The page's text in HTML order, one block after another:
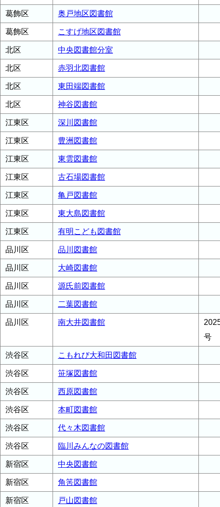
葛飾区 奥戸地区図書館
葛飾区 こすげ地区図書館
北区 中央図書館分室
北区 赤羽北図書館
北区 東田端図書館
北区 神谷図書館
江東区 深川図書館
江東区 豊洲図書館
江東区 東雲図書館
江東区 古石場図書館
江東区 亀戸図書館
江東区 東大島図書館
江東区 有明こども図書館
品川区 品川図書館
品川区 大崎図書館
品川区 源氏前図書館
品川区 二葉図書館
品川区 南大井図書館
号
渋谷区 こもれび大和田図書館
渋谷区 笹塚図書館
渋谷区 西原図書館
渋谷区 本町図書館
渋谷区 代々木図書館
渋谷区 臨川みんなの図書館
新宿区 中央図書館
新宿区 角筈図書館
新宿区 戸山図書館